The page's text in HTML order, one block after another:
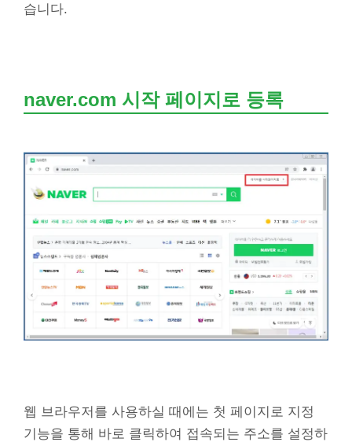
습니다.
naver.com 시작 페이지로 등록
웹 브라우저를 사용하실 때에는 첫 페이지로 지정
기능을 통해 바로 클릭하여 접속되는 주소를 설정하